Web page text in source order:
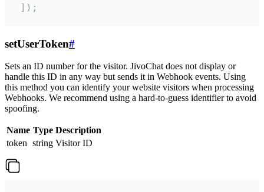
]);
setUserToken#
Sets an ID number for the visitor. JivoChat does not display or
handle this ID in any way but sends it in Webhook events. Using
this method you can identify your website visitors when processing
Webhooks. We recommend using a hard-to-guess identifier to avoid
spoofing.
Name Type Description
token string Visitor ID